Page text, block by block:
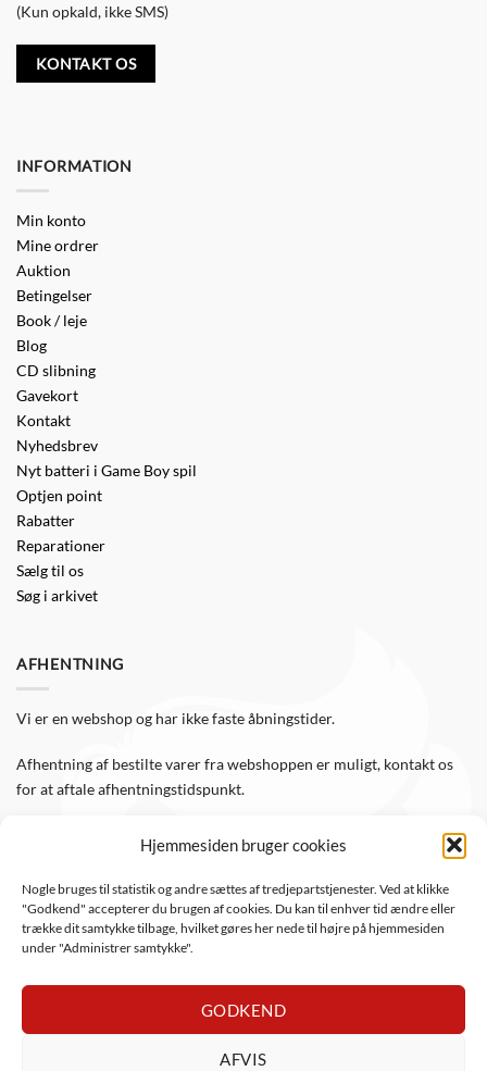
Hjemmesiden bruger cookies
Nogle bruges til statistik og andre sættes af tredjepartstjenester. Ved at klikke
"Godkend" accepterer du brugen af cookies. Du kan til enhver tid ændre eller
trække dit samtykke tilbage, hvilket gøres her nede til højre på hjemmesiden
under "Administrer samtykke".
GODKEND
AFVIS
(Kun opkald, ikke SMS)
KONTAKT OS
INFORMATION
Min konto
Mine ordrer
Auktion
Betingelser
Book / leje
Blog
CD slibning
Gavekort
Kontakt
Nyhedsbrev
Nyt batteri i Game Boy spil
Optjen point
Rabatter
Reparationer
Sælg til os
Søg i arkivet
AFHENTNING
Vi er en webshop og har ikke faste åbningstider.
Afhentning af bestilte varer fra webshoppen er muligt, kontakt os
for at aftale afhentningstidspunkt.
Følg WTS Retro på de sociale medier, så er du altid opdateret.